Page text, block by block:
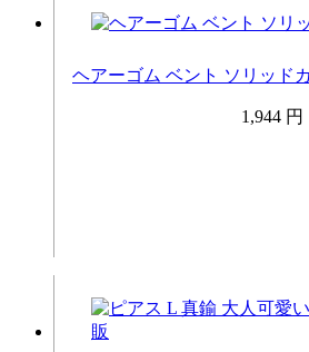
ヘアーゴム ベント ソリッド
1,944 円